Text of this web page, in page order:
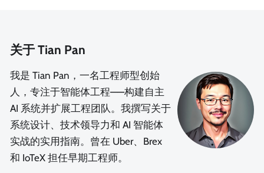
关于 Tian Pan
我是 Tian Pan，一名工程师型创始
人，专注于智能体工程——构建自主
AI 系统并扩展工程团队。我撰写关于
系统设计、技术领导力和 AI 智能体
实战的实用指南。曾在 Uber、Brex
和 IoTeX 担任早期工程师。